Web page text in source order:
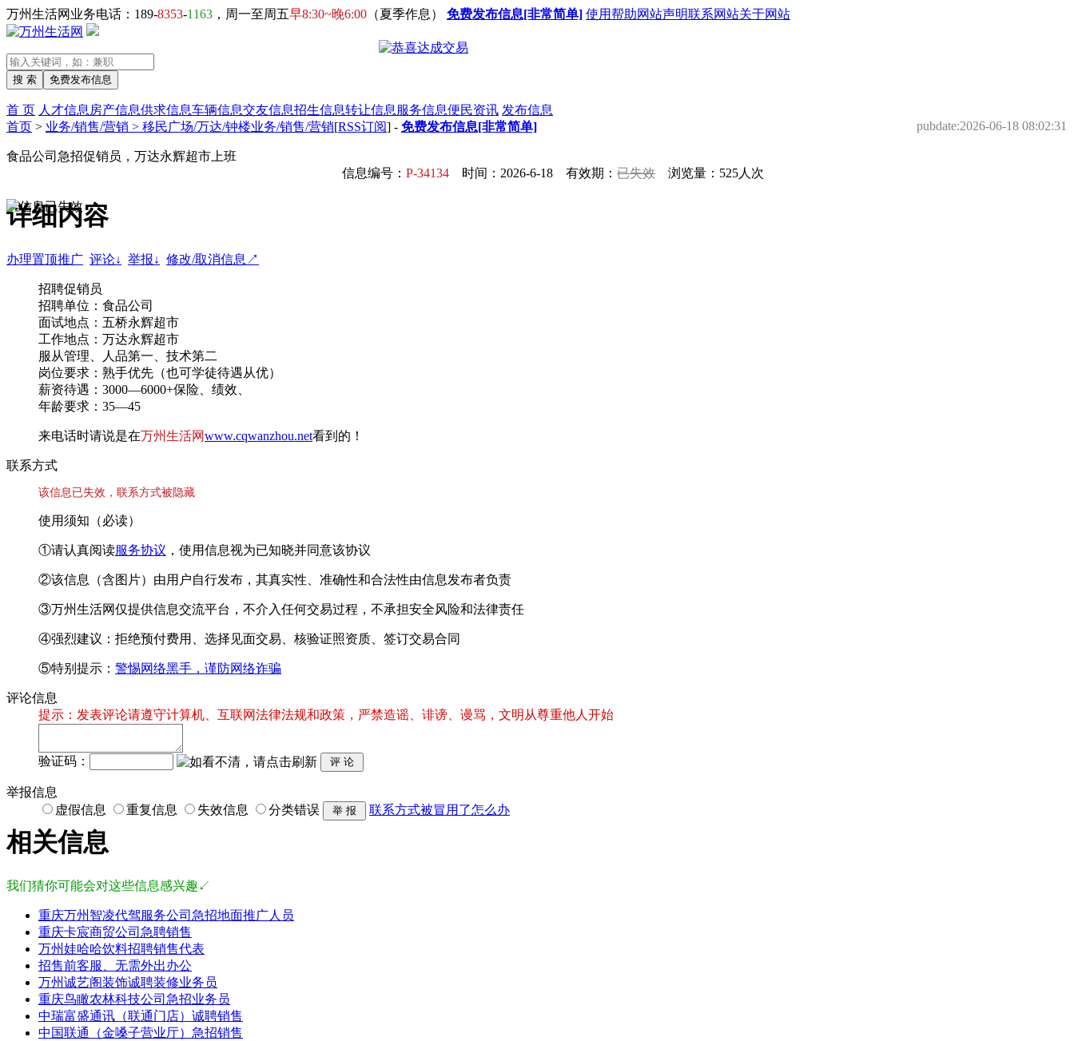
万州生活网业务电话：189-8353-1163 ，周一至周五早8:30~晚6:00 （夏季作息） 免费发布信息[非常简单] 使用帮助网站声明联系网站关于网站
首 页 人才信息 房产信息供求信息车辆信息交友信息招生信息转让信息 服务信息便民资讯 发布信息
首页 > 业务/销售/营销 > 移民广场/万达/钟楼业务/销售/营销[RSS订阅] - 免费发布信息[非常简单] pubdate:2026-06-18 08:02:31
食品公司急招促销员，万达永辉超市上班
信息编号： P-34134 时间：2026-6-18 有效期： 已失效 浏览量：525人次
详细内容
办理置顶推广 评论↓ 举报↓ 修改/取消信息↗
招聘促销员
招聘单位：食品公司
面试地点：五桥永辉超市
工作地点：万达永辉超市
服从管理、人品第一、技术第二
岗位要求：熟手优先（也可学徒待遇从优）
薪资待遇：3000—6000+保险、绩效、
年龄要求：35—45
来电话时请说是在万州生活网www.cqwanzhou.net看到的！
联系方式
该信息已失效，联系方式被隐藏
使用须知（必读）
①请认真阅读服务协议 ，使用信息视为已知晓并同意该协议
②该信息（含图片）由用户自行发布，其真实性、准确性和合法性由信息发布者负责
③万州生活网仅提供信息交流平台，不介入任何交易过程，不承担安全风险和法律责任
④强烈建议：拒绝预付费用、选择见面交易、核验证照资质、签订交易合同
⑤特别提示： 警惕网络黑手，谨防网络诈骗
评论信息
提示：发表评论请遵守计算机、互联网法律法规和政策，严禁造谣、诽谤、谩骂，文明从尊重他人开始
验证码：
举报信息
虚假信息
重复信息 失效信息 分类错误 联系方式被冒用了怎么办
相关信息
我们猜你可能会对这些信息感兴趣↙
重庆万州智凌代驾服务公司急招地面推广人员
重庆卡宸商贸公司急聘销售
万州娃哈哈饮料招聘销售代表
招售前客服、无需外出办公
万州诚艺阁装饰诚聘装修业务员
重庆鸟瞰农林科技公司急招业务员
中瑞富盛通讯（联通门店）诚聘销售
中国联通（金嗓子营业厅）急招销售